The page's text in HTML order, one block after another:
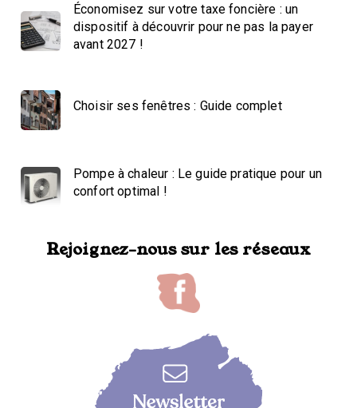
Économisez sur votre taxe foncière : un
dispositif à découvrir pour ne pas la payer
avant 2027 !
Choisir ses fenêtres : Guide complet
Pompe à chaleur : Le guide pratique pour un
confort optimal !
Rejoignez-nous sur les réseaux